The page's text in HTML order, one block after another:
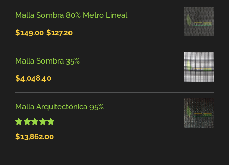
Malla Sombra 80% Metro Lineal
$149.00 El
precio
original
$149.00.
$127.20El
precio
actual
$127.20.
Malla Sombra 35%
$4,048.40
Malla Arquitectónica 95%
Valorado
con5.00de 5
$13,862.00